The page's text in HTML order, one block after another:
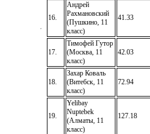
16.
Андрей
Рахмановский
(Пушкино, 11
класс)
41.33
17.
Тимофей Гутор
(Москва, 11
класс)
42.03
18.
Захар Коваль
(Витебск, 11
класс)
72.94
19.
Yelibay
Nuptebek
(Алматы, 11
класс)
127.18